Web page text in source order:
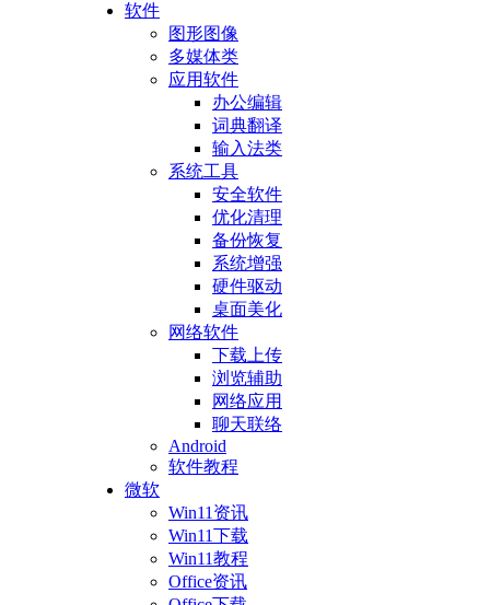
软件
图形图像
多媒体类
应用软件
办公编辑
词典翻译
输入法类
系统工具
安全软件
优化清理
备份恢复
系统增强
硬件驱动
桌面美化
网络软件
下载上传
浏览辅助
网络应用
聊天联络
Android
软件教程
微软
Win11资讯
Win11下载
Win11教程
Office资讯